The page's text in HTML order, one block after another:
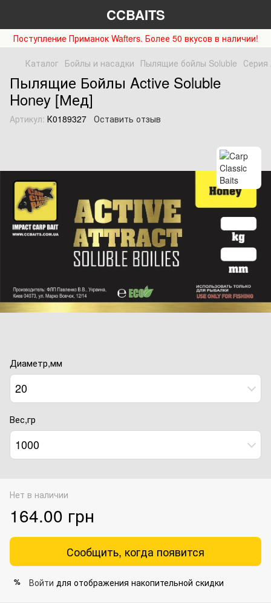
CCBAITS
Поступление Приманок Wafters. Более 50 вкусов в наличии!
Каталог Бойлы и насадки Пылящие бойлы Soluble Серия
Пылящие Бойлы Active Soluble
Honey [Мед]
Артикул: К0189327 Оставить отзыв
Диаметр,мм
20
Вес,гр
1000
Нет в наличии
164.00 грн
Сообщить, когда появится
% Войти для отображения накопительной скидки